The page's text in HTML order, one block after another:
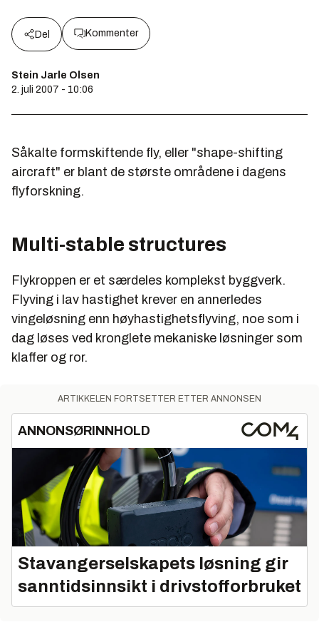
Del Kommenter
Stein Jarle Olsen
2. juli 2007 - 10:06
Såkalte formskiftende fly, eller "shape-shifting
aircraft" er blant de største områdene i dagens
flyforskning.
Multi-stable structures
Flykroppen er et særdeles komplekst byggverk.
Flyving i lav hastighet krever en annerledes
vingeløsning enn høyhastighetsflyving, noe som i
dag løses ved kronglete mekaniske løsninger som
klaffer og ror.
ARTIKKELEN FORTSETTER ETTER ANNONSEN
ANNONSØRINNHOLD
Stavangerselskapets løsning gir
sanntidsinnsikt i drivstofforbruket